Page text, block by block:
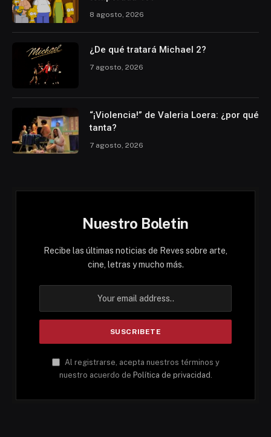
8 agosto, 2026
¿De qué tratará Michael 2?
7 agosto, 2026
“¡Violencia!” de Valeria Loera: ¿por qué
tanta?
7 agosto, 2026
Nuestro Boletin
Recibe las últimas noticias de Reves sobre arte,
cine, letras y mucho más.
Al registrarse, acepta nuestros términos y
nuestro acuerdo de Política de privacidad